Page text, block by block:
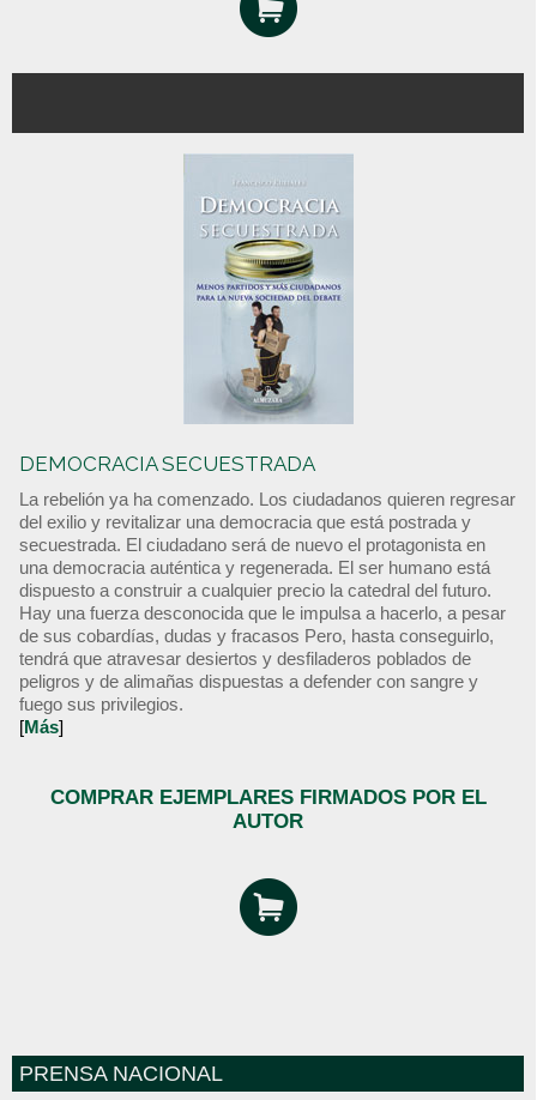
DEMOCRACIA SECUESTRADA
La rebelión ya ha comenzado. Los ciudadanos quieren regresar
del exilio y revitalizar una democracia que está postrada y
secuestrada. El ciudadano será de nuevo el protagonista en
una democracia auténtica y regenerada. El ser humano está
dispuesto a construir a cualquier precio la catedral del futuro.
Hay una fuerza desconocida que le impulsa a hacerlo, a pesar
de sus cobardías, dudas y fracasos Pero, hasta conseguirlo,
tendrá que atravesar desiertos y desfiladeros poblados de
peligros y de alimañas dispuestas a defender con sangre y
fuego sus privilegios.
[Más]
COMPRAR EJEMPLARES FIRMADOS POR EL
AUTOR
PRENSA NACIONAL